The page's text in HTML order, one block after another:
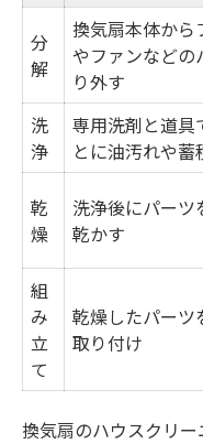
分
解
換気扇本体から
やファンなどの
り外す
洗
浄
専用洗剤と道具
とに油汚れや蓄
乾
燥
洗浄後にパーツ
乾かす
組
み
立
て
乾燥したパーツ
取り付け
換気扇のハウスクリ